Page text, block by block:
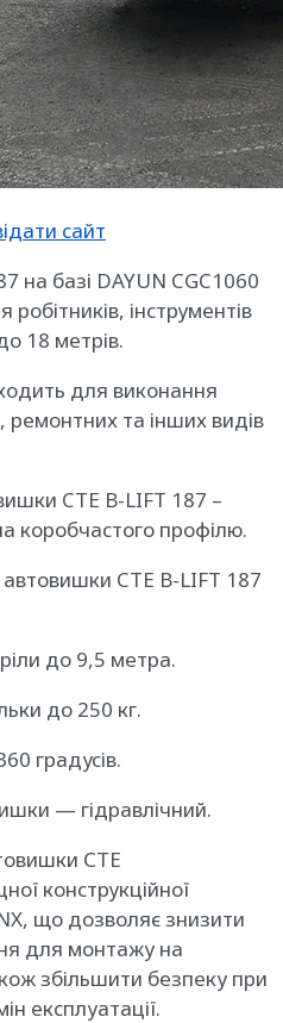
сайт
на базі DAYUN CGC1060
інструментів
18 метрів.
для виконання
та інших видів
CTE B-LIFT 187 –
коробчастого профілю.
CTE B-LIFT 187
до 9,5 метра.
до 250 кг.
градусів.
— гідравлічний.
СTE
конструкційної
що дозволяє знизити
для монтажу на
збільшити безпеку при
експлуатації.